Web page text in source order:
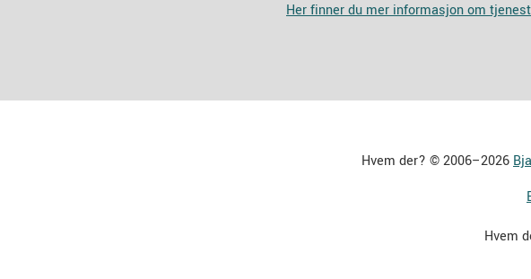
Her finner du mer informasjon om
Hvem der? © 2006–2026
Hvem